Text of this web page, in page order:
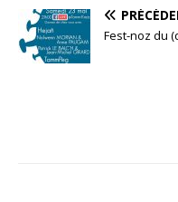
c
e
it
te
ai
Fest-noz du